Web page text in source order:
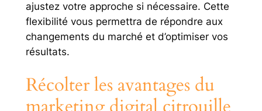
ajustez votre approche si nécessaire. Cette
flexibilité vous permettra de répondre aux
changements du marché et d’optimiser vos
résultats.
Récolter les avantages du